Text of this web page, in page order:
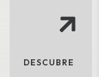
DESCUBRE